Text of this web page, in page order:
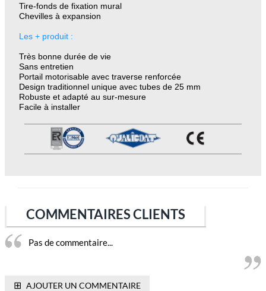
Tire-fonds de fixation mural
Chevilles à expansion
Les + produit :
Très bonne durée de vie
Sans entretien
Portail motorisable avec traverse renforcée
Design traditionnel unique avec tubes de 25 mm
Robuste et adapté au sur-mesure
Facile à installer
COMMENTAIRES CLIENTS
Pas de commentaire...
⊞ AJOUTER UN COMMENTAIRE